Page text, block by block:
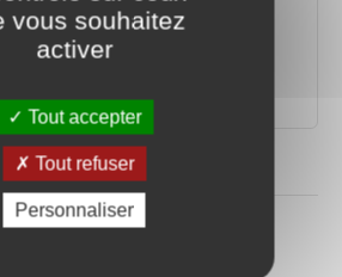
famille en Europe : formalités de
légale et administrative
vous souhaitez
activer
Tout accepter
Tout refuser
Personnaliser